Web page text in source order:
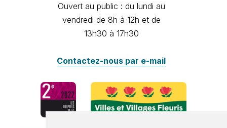
Ouvert au public : du lundi au
vendredi de 8h à 12h et de
13h30 à 17h30
Contactez-nous par e-mail